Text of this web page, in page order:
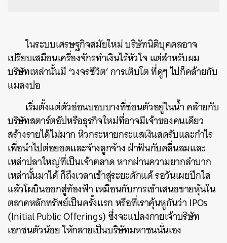
ในระบบเศรษฐกิจสมัยใหม่ บริษัทนิติบุคคลอาจ
เปรียบเสมือนเครื่องจักรทำเงินไร้หัวใจ แต่สำหรับผม
บริษัทเหล่านั้นมี ‘วงจรชีวิต’ การเติบโต ที่ดูๆ ไปก็คล้ายกับ
แมลงปอ
เริ่มตั้งแต่ตัวอ่อนบอบบางที่ซ่อนตัวอยู่ในน้ำ คล้ายกับ
บริษัทสตาร์ตอัปหรือธุรกิจใหม่ที่อาจมีเจ้าของคนเดียว
สร้างรายได้ไม่มาก หิวกระหายกระแสเงินสดรับและกำไร
เพื่อนำไปต่อยอดและจ้างลูกจ้าง ฝ่าฟันกับคลื่นลมและ
เหล่าปลาใหญ่ที่เป็นเจ้าตลาด หากผ่านความยากลำบาก
เหล่านั้นมาได้ ก็ถึงเวลาเข้าสู่ระยะดักแด้ รอวันเผยปีกใส
แล้วโผบินออกสู่ท้องฟ้า เหมือนกับการเข้าเสนอขายหุ้นใน
ตลาดหลักทรัพย์เป็นครั้งแรก หรือที่เราคุ้นหูกันว่า IPOs
(Initial Public Offerings) ซึ่งจะแปลงกายเจ้าบริษัท
เอกชนตัวน้อย ให้กลายเป็นบริษัทมหาชนนั่นเอง